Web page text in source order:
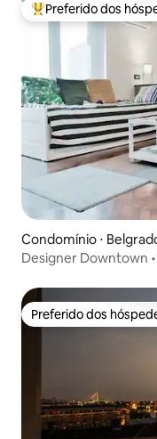
Entre os melhores
Preferido dos
Condomínio ⋅
Designer Downtown
Preferido dos
Preferido dos